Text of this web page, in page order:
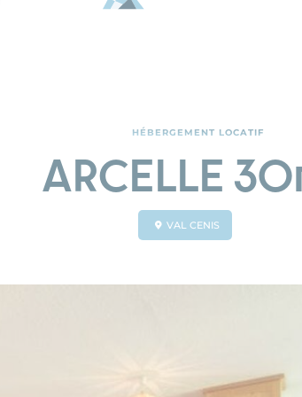
HÉBERGEMENT LOCATIF
ARCELLE
VAL CENIS